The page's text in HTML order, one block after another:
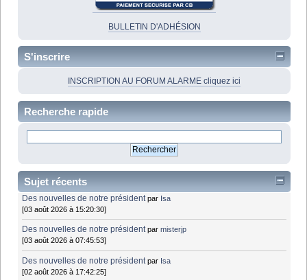
BULLETIN D'ADHÉSION
S'inscrire
INSCRIPTION AU FORUM ALARME cliquez ici
Recherche rapide
Sujet récents
Des nouvelles de notre président par Isa
[03 août 2026 à 15:20:30]
Des nouvelles de notre président parmisterjp
[03 août 2026 à 07:45:53]
Des nouvelles de notre président par Isa
[02 août 2026 à 17:42:25]